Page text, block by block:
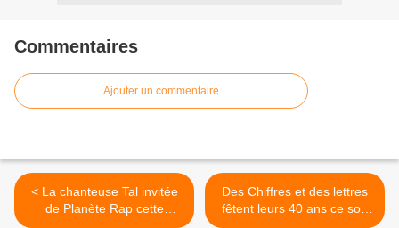
Commentaires
Ajouter un commentaire
< La chanteuse Tal invitée
de Planète Rap cette
Des Chiffres et des lettres
fêtent leurs 40 ans ce soir